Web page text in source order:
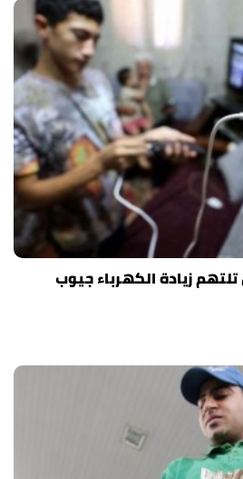
2026.. هل تلتهم زيادة الكهرباء جيوب